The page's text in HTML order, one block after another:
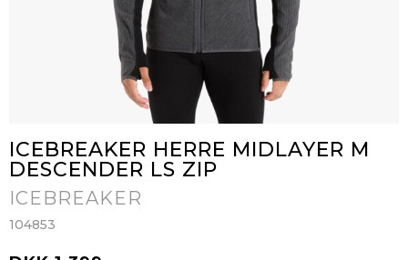
ICEBREAKER HERRE MIDLAYER M
DESCENDER LS ZIP
ICEBREAKER
104853